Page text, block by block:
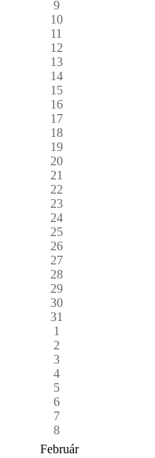
9
10
11
12
13
14
15
16
17
18
19
20
21
22
23
24
25
26
27
28
29
30
31
1
2
3
4
5
6
7
8
Február